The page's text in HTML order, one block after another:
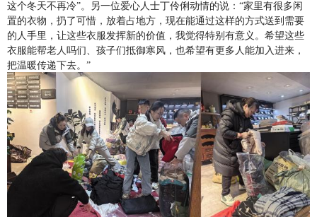
这个冬天不再冷”。另一位爱心人士丁伶俐 动情的说 ： “家里有很多闲
置的衣物，扔了可惜，放着占地方，现在能通过这样的方式送到需要
的人手里，让这些衣服发挥新的价值，我觉得特别有意义。希望这些
衣服能帮老人吗们、 孩子们抵御寒风，也希望有更多人能加入进来，
把温暖传递下去。 ”